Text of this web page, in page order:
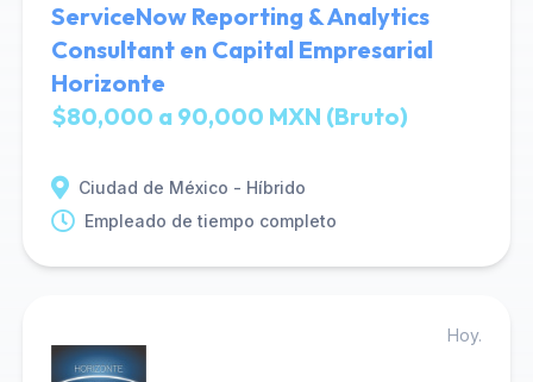
ServiceNow Reporting & Analytics
Consultant en Capital Empresarial
Horizonte
$80,000 a 90,000 MXN (Bruto)
Ciudad de México - Híbrido
Empleado de tiempo completo
Hoy.